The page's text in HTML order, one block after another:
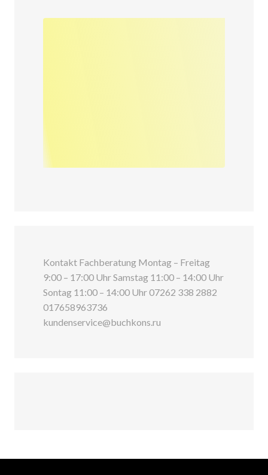
Kontakt Fachberatung Montag – Freitag
9:00 – 17:00 Uhr Samstag 11:00 – 14:00 Uhr
Sontag 11:00 – 14:00 Uhr 07262 338 2882
017658963736
kundenservice@buchkons.ru